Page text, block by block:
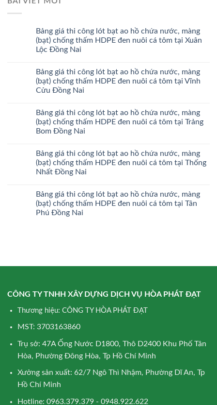
Bảng giá thi công lót bạt ao hồ chứa nước, màng
(bạt) chống thấm HDPE đen nuôi cá tôm tại Xuân
Lộc Đồng Nai
Bảng giá thi công lót bạt ao hồ chứa nước, màng
(bạt) chống thấm HDPE đen nuôi cá tôm tại Vĩnh
Cửu Đồng Nai
Bảng giá thi công lót bạt ao hồ chứa nước, màng
(bạt) chống thấm HDPE đen nuôi cá tôm tại Trảng
Bom Đồng Nai
Bảng giá thi công lót bạt ao hồ chứa nước, màng
(bạt) chống thấm HDPE đen nuôi cá tôm tại Thống
Nhất Đồng Nai
Bảng giá thi công lót bạt ao hồ chứa nước, màng
(bạt) chống thấm HDPE đen nuôi cá tôm tại Tân
Phú Đồng Nai
CÔNG TY TNHH XÂY DỰNG DỊCH VỤ HÒA PHÁT ĐẠT
Thương hiệu: CÔNG TY HÒA PHÁT ĐẠT
MST: 3703163860
Trụ sở: 47A Ống Nước D1800, Thô D2400 Khu Phố Tân
Hòa, Phường Đông Hòa, Tp Hồ Chí Minh
Xưởng sản xuất: 62/7 Ngô Thì Nhậm, Phường Dĩ An, Tp
Hồ Chí Minh
Hotline: 0963.379.379 - 0948.922.622